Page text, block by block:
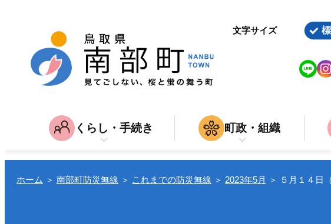
文字サイズ
くらし・手続き
子育て・教育
育児・入園・入学・教育
家族
結婚・離婚・出産・介護・
町政・組織
入札・契約
ホーム ＞ 南部町防災無線 ＞ これまでの防災無線 ＞ 2023年5月 ＞ ５月１４日